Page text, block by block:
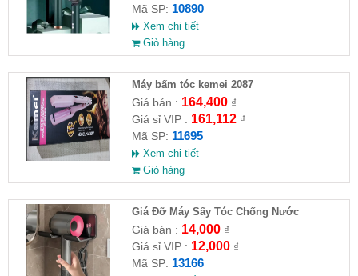
Mã SP: 10890
Xem chi tiết
Giỏ hàng
Máy bấm tóc kemei 2087
Giá bán : 164,400₫
Giá sỉ VIP : 161,112₫
Mã SP: 11695
Xem chi tiết
Giỏ hàng
Giá Đỡ Máy Sấy Tóc Chống Nước
Giá bán : 14,000₫
Giá sỉ VIP : 12,000₫
Mã SP: 13166